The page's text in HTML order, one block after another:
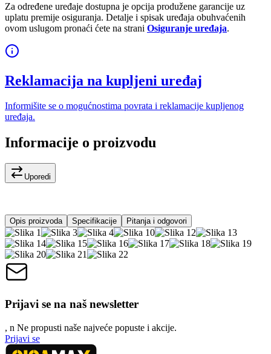
Za određene uređaje dostupna je opcija produžene garancije uz
uplatu premije osiguranja. Detalje i spisak uređaja obuhvaćenih
ovom uslugom pronaći ćete na strani Osiguranje uređaja.
Reklamacija na kupljeni uređaj
Informišite se o mogućnostima povrata i reklamacije kupljenog
uređaja.
Informacije o proizvodu
Uporedi
Opis proizvoda Specifikacije Pitanja i odgovori
Prijavi se na naš newsletter
, n Ne propusti naše najveće popuste i akcije.
Prijavi se